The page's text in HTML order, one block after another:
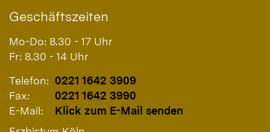
Geschäftszeiten
Mo-Do: 8.30 - 17 Uhr
Fr: 8.30 - 14 Uhr
Telefon: 0221 1642 3909
Fax:
0221 1642 3990
E-Mail:
Klick zum E-Mail senden